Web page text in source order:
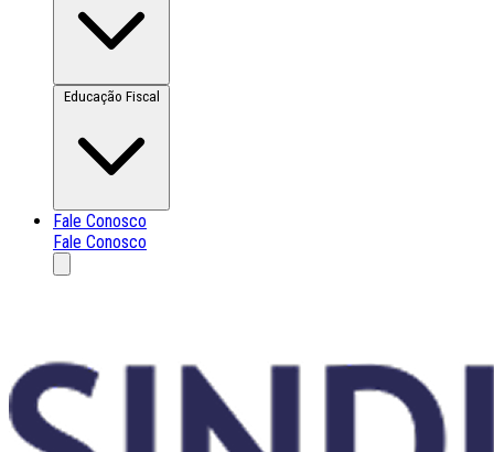
Educação Fiscal
Fale Conosco
Fale Conosco